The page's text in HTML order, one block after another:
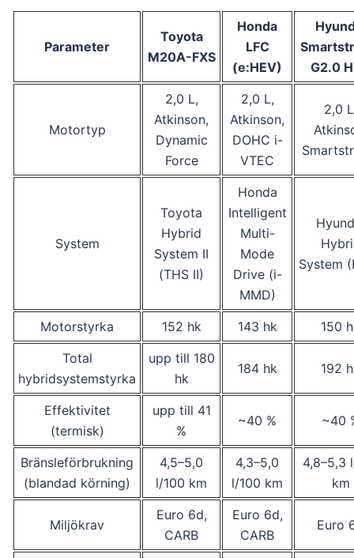
Parameter
Toyota
M20A-FXS
Honda
LFC
(e:HEV)
G2.0
Motortyp
2,0 L,
Atkinson,
Dynamic
Force
2,0 L,
Atkinson,
DOHC i-
VTEC
2,0
System
Toyota
Hybrid
System II
(THS II)
Honda
Intelligent
Multi-
Mode
Drive (i-
MMD)
System
Motorstyrka 152 hk 143 hk
150
Total
hybridsystemstyrka
upp till 180
hk
184 hk 192
Effektivitet
(termisk)
upp till 41
%
~40 % ~40
Bränsleförbrukning
(blandad körning)
4,5–5,0
l/100 km
4,3–5,0
l/100 km
4,8–5,3
km
Miljökrav
Euro 6d,
CARB
Euro 6d,
CARB
Euro